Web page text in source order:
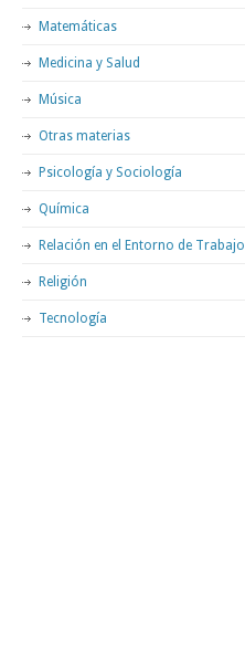
Matemáticas
Medicina y Salud
Música
Otras materias
Psicología y Sociología
Química
Relación en el Entorno de Trabajo
Religión
Tecnología